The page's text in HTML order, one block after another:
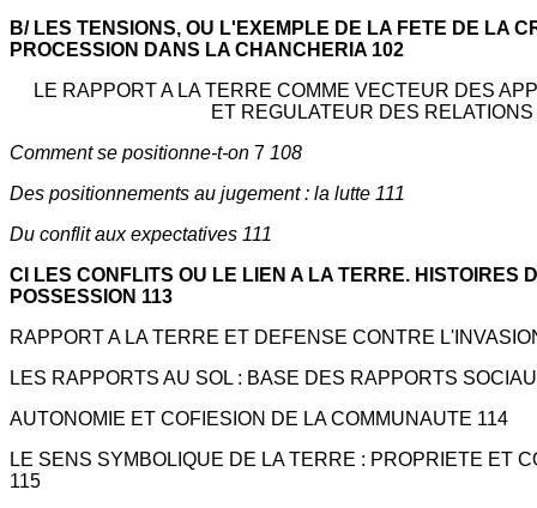
B/ LES TENSIONS, OU L'EXEMPLE DE LA FETE DE LA
PROCESSION DANS LA CHANCHERIA 102
LE RAPPORT A LA TERRE COMME VECTEUR DES
ET REGULATEUR DES
Comment se positionne-t-on 7 108
Des positionnements au jugement : la lutte 111
Du conflit aux expectatives 111
CI LES CONFLITS OU LE LIEN A LA TERRE. HISTOIRES
POSSESSION 113
RAPPORT A LA TERRE ET DEFENSE CONTRE
LES RAPPORTS AU SOL : BASE DES RAPPORTS
AUTONOMIE ET COFIESION DE LA COMMUNAUTE 114
LE SENS SYMBOLIQUE DE LA TERRE : PROPRIETE ET
115